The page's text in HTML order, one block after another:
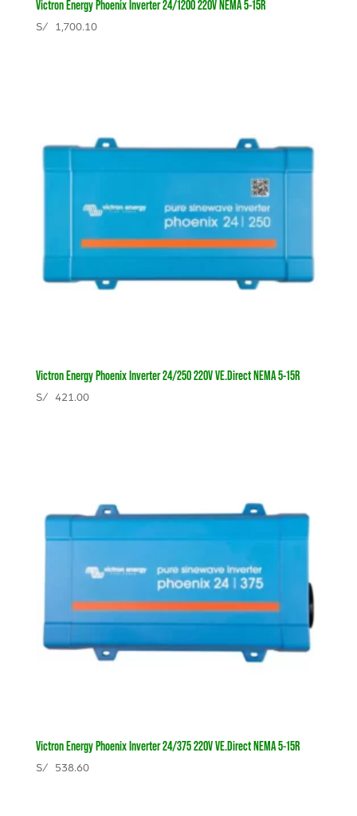
Victron Energy Phoenix Inverter 24/1200 220V NEMA 5-15R
S/1,700.10
Victron Energy Phoenix Inverter 24/250 220V VE.Direct NEMA 5-15R
S/421.00
Victron Energy Phoenix Inverter 24/375 220V VE.Direct NEMA 5-15R
S/538.60